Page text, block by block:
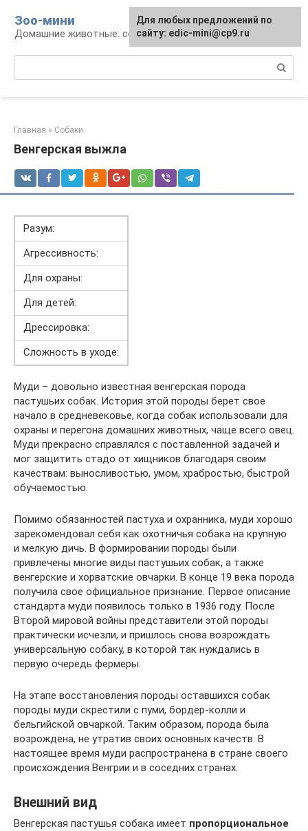
контенту
Зоо-мини
Домашние животные: содержание и уход
Главная » Собаки
Венгерская выжла
Разум:
Агрессивность:
Для охраны:
Для детей:
Дрессировка:
Сложность в уходе:
Муди – довольно известная венгерская порода
пастушьих собак. История этой породы берет свое
начало в средневековье, когда собак использовали для
охраны и перегона домашних животных, чаще всего овец.
Муди прекрасно справлялся с поставленной задачей и
мог защитить стадо от хищников благодаря своим
качествам: выносливостью, умом, храбростью, быстрой
обучаемостью.
Помимо обязанностей пастуха и охранника, муди хорошо
зарекомендовал себя как охотничья собака на крупную
и мелкую дичь. В формировании породы были
привлечены многие виды пастушьих собак, а также
венгерские и хорватские овчарки. В конце 19 века порода
получила свое официальное признание. Первое описание
стандарта муди появилось только в 1936 году. После
Второй мировой войны представители этой породы
практически исчезли, и пришлось снова возрождать
универсальную собаку, в которой так нуждались в
первую очередь фермеры.
На этапе восстановления породы оставшихся собак
породы муди скрестили с пуми, бордер-колли и
бельгийской овчаркой. Таким образом, порода была
возрождена, не утратив своих основных качеств. В
настоящее время муди распространена в стране своего
происхождения Венгрии и в соседних странах.
Внешний вид
Венгерская пастушья собака имеет пропорциональное
Для любых предложений по
сайту: edic-mini@cp9.ru